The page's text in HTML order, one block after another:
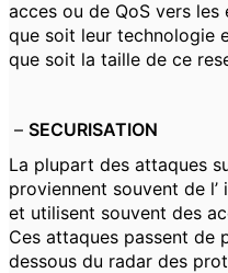
acces ou de QoS vers les
que soit leur technologie
que soit la taille de ce
– SECURISATION
La plupart des attaques
proviennent souvent de
et utilisent souvent des
Ces attaques passent de
dessous du radar des